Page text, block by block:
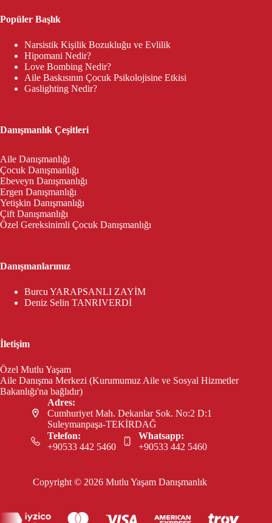
Popüler Başlık
Narsistik Kişilik Bozukluğu ve Evlilik
Hipomani Nedir?
Love Bombing Nedir?
Aile Baskısının Çocuk Psikolojisine Etkisi
Gaslighting Nedir?
Danışmanlık Çeşitleri
Aile Danışmanlığı
Çocuk Danışmanlığı
Ebeveyn Danışmanlığı
Ergen Danışmanlığı
Yetişkin Danışmanlığı
Çift Danışmanlığı
Özel Gereksinimli Çocuk Danışmanlığı
Danışmanlarımız
Burcu YARAPSANLI ZAYİM
Deniz Selin TANRIVERDİ
İletişim
Özel Mutlu Yaşam
Aile Danışma Merkezi (Kurumumuz Aile ve Sosyal Hizmetler
Bakanlığı'na bağlıdır)
Adres:
Cumhuriyet Mah. Dekanlar Sok. No:2 D:1
Suleymanpaşa-TEKİRDAĞ
Telefon:
+90533 442 5460
Whatsapp:
+90533 442 5460
Copyright © 2026 Mutlu Yaşam Danışmanlık